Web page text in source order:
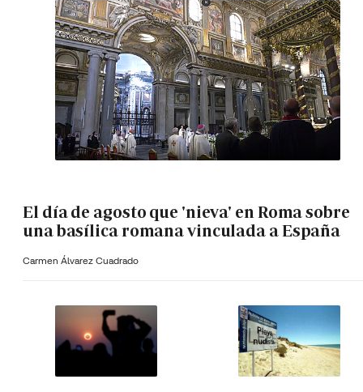
El día de agosto que 'nieva' en Roma sobre
una basílica romana vinculada a España
Carmen Álvarez Cuadrado